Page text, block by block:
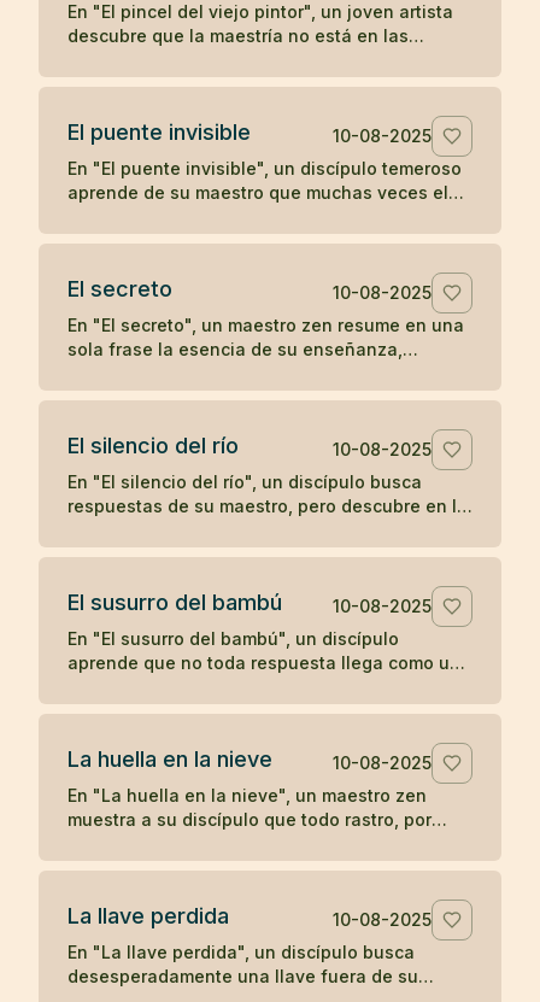
En "El pincel del viejo pintor", un joven artista
descubre que la maestría no está en las
quien las utiliza, aprendiendo una lección zen
El puente invisible
10-08-2025
En "El puente invisible", un discípulo temeroso
aprende de su maestro que muchas veces el
podamos verlo, y que el primer paso es lo que
El secreto
10-08-2025
En "El secreto", un maestro zen resume en una
sola frase la esencia de su enseñanza,
El silencio del río
10-08-2025
En "El silencio del río", un discípulo busca
respuestas de su maestro, pero descubre en la
aprendizaje ocurre cuando las palabras se
El susurro del bambú
10-08-2025
En "El susurro del bambú", un discípulo
aprende que no toda respuesta llega como un
como un susurro que hay que saber escuchar.
La huella en la nieve
10-08-2025
En "La huella en la nieve", un maestro zen
muestra a su discípulo que todo rastro, por
tiempo, enseñando sobre la impermanencia y
La llave perdida
10-08-2025
En "La llave perdida", un discípulo busca
desesperadamente una llave fuera de su